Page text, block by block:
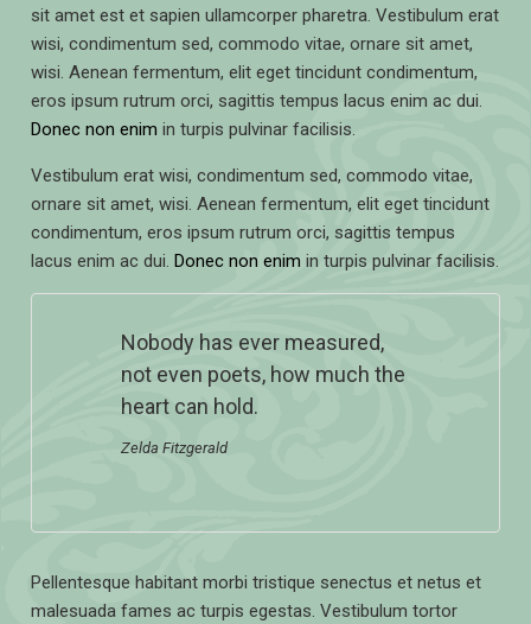
sit amet est et sapien ullamcorper pharetra. Vestibulum erat
wisi, condimentum sed, commodo vitae, ornare sit amet,
wisi. Aenean fermentum, elit eget tincidunt condimentum,
eros ipsum rutrum orci, sagittis tempus lacus enim ac dui.
Donec non enim in turpis pulvinar facilisis.
Vestibulum erat wisi, condimentum sed, commodo vitae,
ornare sit amet, wisi. Aenean fermentum, elit eget tincidunt
condimentum, eros ipsum rutrum orci, sagittis tempus
lacus enim ac dui. Donec non enim in turpis pulvinar facilisis.
Nobody has ever measured,
not even poets, how much the
heart can hold.
Zelda Fitzgerald
Pellentesque habitant morbi tristique senectus et netus et
malesuada fames ac turpis egestas. Vestibulum tortor